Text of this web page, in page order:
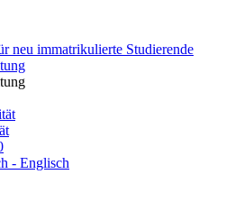
neu immatrikulierte Studierende
- Englisch